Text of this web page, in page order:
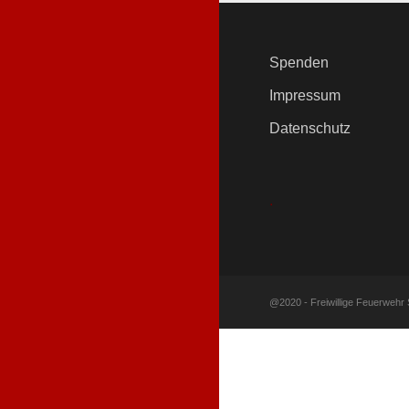
Spenden
Impressum
Datenschutz
.
@2020 - Freiwillige Feuerwehr